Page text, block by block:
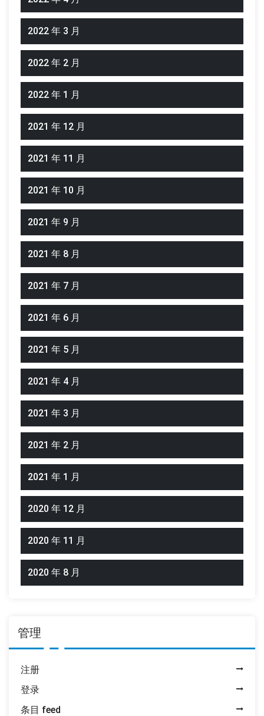
2022 年 3 月
2022 年 2 月
2022 年 1 月
2021 年 12 月
2021 年 11 月
2021 年 10 月
2021 年 9 月
2021 年 8 月
2021 年 7 月
2021 年 6 月
2021 年 5 月
2021 年 4 月
2021 年 3 月
2021 年 2 月
2021 年 1 月
2020 年 12 月
2020 年 11 月
2020 年 8 月
管理
注册
登录
条目 feed